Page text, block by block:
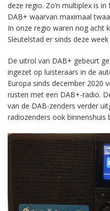
deze regio. Zo’n multiplex is
DAB+ waarvan maximaal
In onze regio waren nog acht
Sleutelstad er sinds deze
De uitrol van DAB+ gebeurt
ingezet op luisteraars in de
Europa sinds december 2020
rusten met een DAB+-radio.
van de DAB-zenders verder
radiozenders ook binnenshuis